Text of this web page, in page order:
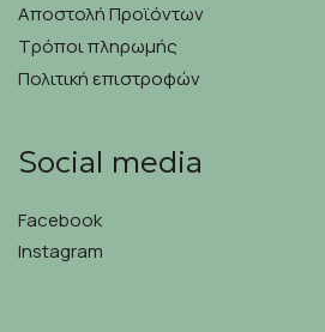
Αποστολή Προϊόντων
Τρόποι πληρωμής
Πολιτική επιστροφών
Social media
Facebook
Instagram